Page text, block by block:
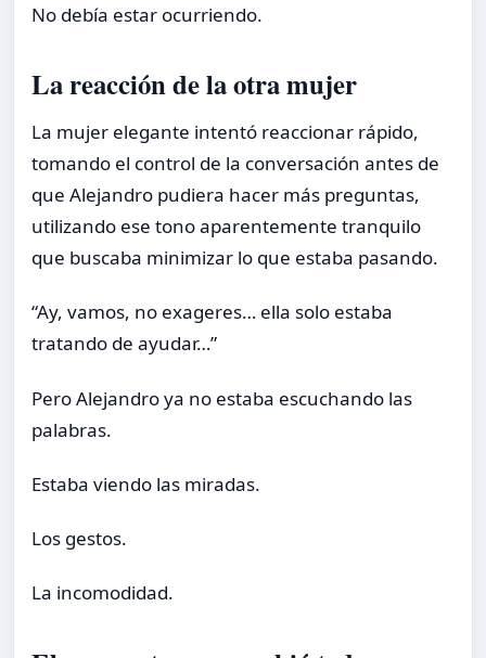
No debía estar ocurriendo.
La reacción de la otra mujer
La mujer elegante intentó reaccionar rápido,
tomando el control de la conversación antes de
que Alejandro pudiera hacer más preguntas,
utilizando ese tono aparentemente tranquilo
que buscaba minimizar lo que estaba pasando.
“Ay, vamos, no exageres… ella solo estaba
tratando de ayudar…”
Pero Alejandro ya no estaba escuchando las
palabras.
Estaba viendo las miradas.
Los gestos.
La incomodidad.